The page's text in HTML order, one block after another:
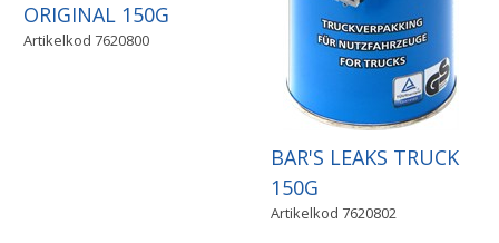
ORIGINAL 150G
Artikelkod 7620800
BAR'S LEAKS TRUCK
150G
Artikelkod 7620802